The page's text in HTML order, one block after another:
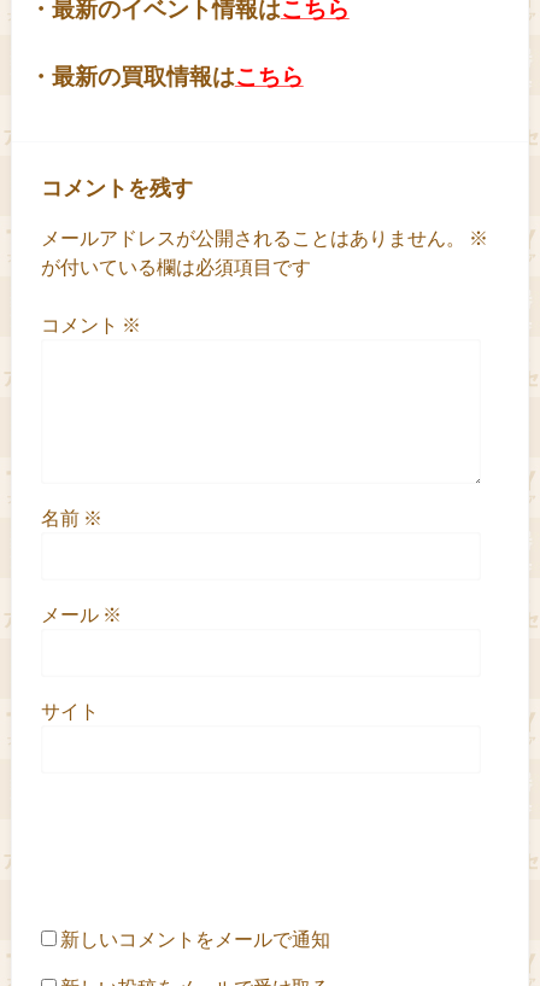
・最新のイベント情報はこちら
・最新の買取情報はこちら
コメントを残す
メールアドレスが公開されることはありません。
※
が付いている欄は必須項目です
コメント ※
名前 ※
メール ※
サイト
新しいコメントをメールで通知